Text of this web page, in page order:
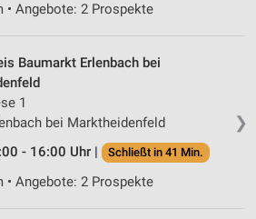
• Angebote: 2 Prospekte
❯
Baumarkt Erlenbach bei
1
bei Marktheidenfeld
- 16:00 Uhr |
Schließt in 41 Min.
• Angebote: 2 Prospekte